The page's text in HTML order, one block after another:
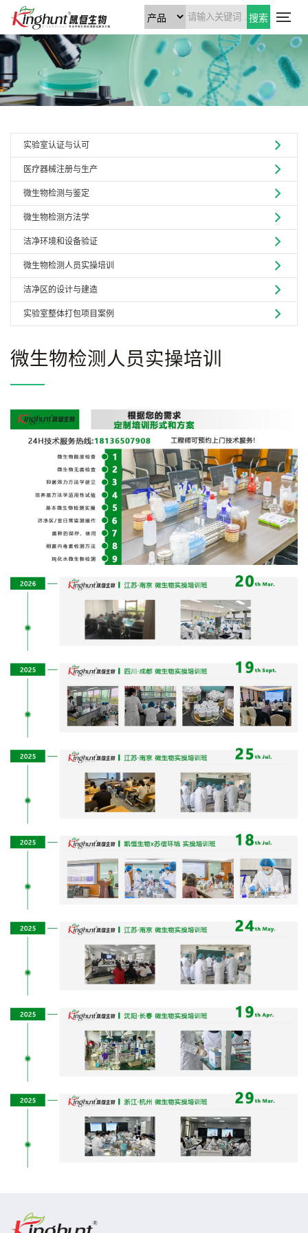
搜索
实验室认证与认可
医疗器械注册与生产
微生物检测与鉴定
微生物检测方法学
洁净环境和设备验证
微生物检测人员实操培训
洁净区的设计与建造
实验室整体打包项目案例
微生物检测人员实操培训